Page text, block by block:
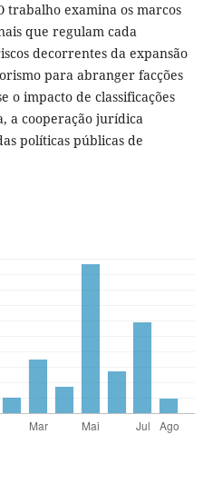
trabalho examina os marcos
que regulam cada
decorrentes da expansão
para abranger facções
o impacto de classificações
a cooperação jurídica
políticas públicas de